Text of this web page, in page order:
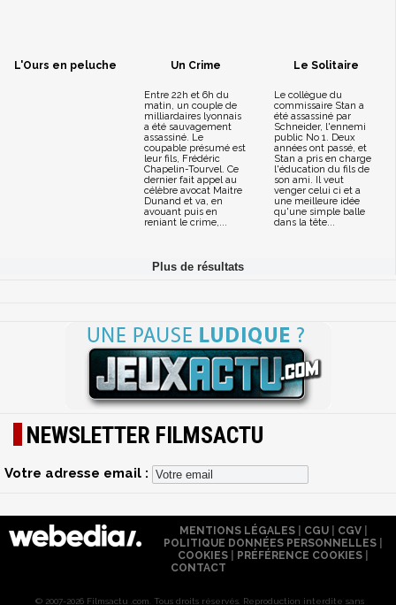
L'Ours en peluche Un Crime
Entre 22h et 6h du
matin, un couple de
milliardaires lyonnais
a été sauvagement
assassiné. Le
coupable présumé est
leur fils, Frédéric
Chapelin-Tourvel. Ce
dernier fait appel au
célèbre avocat Maitre
Dunand et va, en
avouant puis en
reniant le crime,...
Le Solitaire
Le collègue du
commissaire Stan a
été assassiné par
Schneider, l'ennemi
public No 1. Deux
années ont passé, et
Stan a pris en charge
l'éducation du fils de
son ami. Il veut
venger celui ci et a
une meilleure idée
qu'une simple balle
dans la tête...
NEWSLETTER FILMSACTU
Votre adresse email :
MENTIONS LÉGALES| CGU| CGV|
POLITIQUE DONNÉES PERSONNELLES
COOKIES
PRÉFÉRENCE COOKIES
CONTACT
© 2007-2026 Filmsactu .com. Tous droits réservés. Reproduction interdite sans